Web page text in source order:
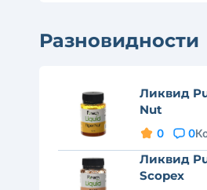
Разновидности
Ликвид
Nut
0 0
Ликвид
Scopex